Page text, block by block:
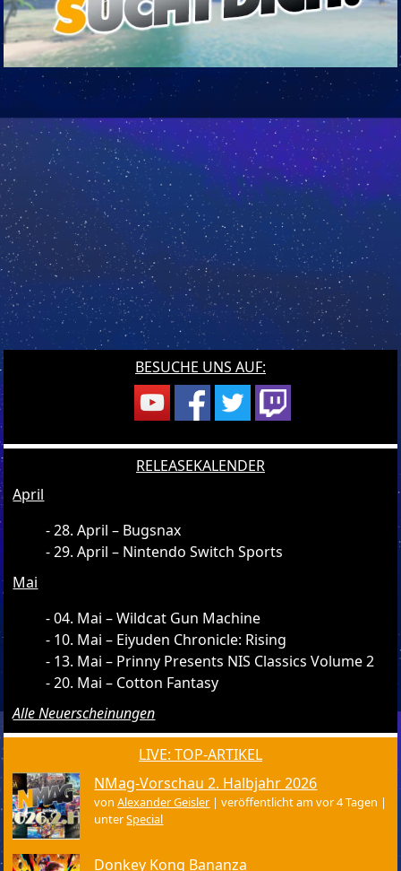
BESUCHE UNS AUF:
RELEASEKALENDER
April
28. April – Bugsnax
29. April – Nintendo Switch Sports
Mai
04. Mai – Wildcat Gun Machine
10. Mai – Eiyuden Chronicle: Rising
13. Mai – Prinny Presents NIS Classics Volume 2
20. Mai – Cotton Fantasy
Alle Neuerscheinungen
LIVE: TOP-ARTIKEL
NMag-Vorschau 2. Halbjahr 2026
vonAlexander Geisler |veröffentlicht am vor 4 Tagen |
unterSpecial
Donkey Kong Bananza